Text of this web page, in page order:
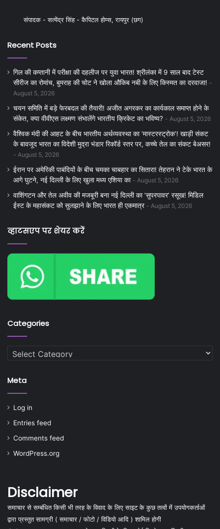
संपादक - सत्येंद्र सिंह - कैपिटल होम्स, रायपुर (छग)
Recent Posts
गिल की कप्तानी में परीक्षा की दहलीज पर युवा भारत! श्रीलंका में 9 साल बाद टेस्ट
सीरीज का रोमांच, बुमराह की चोट ने खोला औकिब नबी के लिए किस्मत का दरवाजा!
August 5, 2026
चयन समिति में बड़े फेरबदल की तैयारी! अजीत अगरकर का कार्यकाल समाप्त होने के
संकेत, क्या वीवीएस लक्ष्मण संभालेंगे भारतीय क्रिकेट का भविष्य?
August 5, 2026
वैश्विक मंदी की आहट के बीच भारतीय अर्थव्यवस्था का ‘मास्टरस्ट्रोक’! खाड़ी संकट
के बावजूद भारत का विदेशी मुद्रा भंडार रिकॉर्ड स्तर पर, कच्चे तेल का संकट बेअसर!
August 5, 2026
ईरान पर अमेरिकी पाबंदियों के बीच चमका चाबहार का सितारा! तेहरान ने टेके भारत के
आगे घुटने, नई दिल्ली के लिए खुला मध्य एशिया का
August 5, 2026
वाशिंगटन और तेल अवीव की मजबूरी बना नई दिल्ली का ‘सुपरपावर’ रसूख! मिडिल
ईस्ट के महासंकट को सुलझाने के लिए भारत ही एकमात्र
August 5, 2026
व्हाटसएप पर शेयर करें
Categories
Categories
Meta
Log in
Entries feed
Comments feed
WordPress.org
Disclaimer
समाचार से सम्बंधित किसी भी तरह के विवाद के लिए साइट के कुछ तत्वों में उपयोगकर्ताओं
द्वारा प्रस्तुत सामग्री ( समाचार / फोटो / विडियो आदि ) शामिल होगी